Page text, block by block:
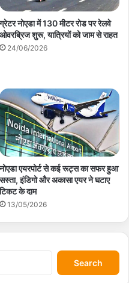
ग्रेटर नोएडा में 130 मीटर रोड पर रेलवे
ओवरब्रिज शुरू, यात्रियों को जाम से राहत
24/06/2026
नोएडा एयरपोर्ट से कई रूट्स का सफर हुआ
सस्ता, इंडिगो और अकासा एयर ने घटाए
टिकट के दाम
13/05/2026
S
e